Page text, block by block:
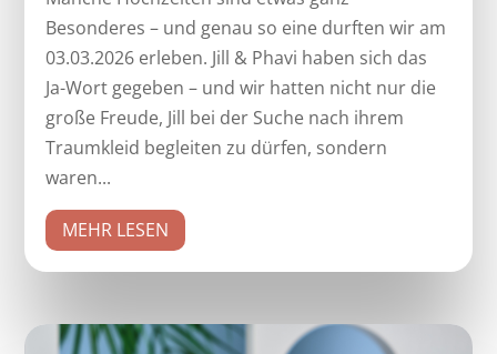
Besonderes – und genau so eine durften wir am
03.03.2026 erleben. Jill & Phavi haben sich das
Ja-Wort gegeben – und wir hatten nicht nur die
große Freude, Jill bei der Suche nach ihrem
Traumkleid begleiten zu dürfen, sondern
waren...
MEHR LESEN